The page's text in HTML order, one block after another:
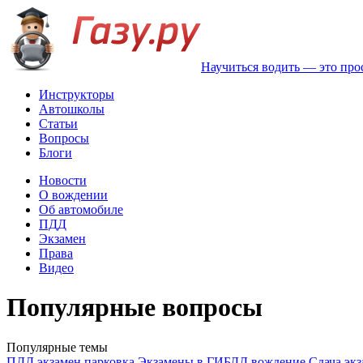
Научиться водить — это
Инструкторы
Автошколы
Статьи
Вопросы
Блоги
Новости
О вождении
Об автомобиле
ПДД
Экзамен
Права
Видео
Популярные вопросы
Популярные темы